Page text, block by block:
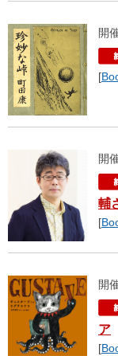
開
[
開
輔
[
開
ア
[